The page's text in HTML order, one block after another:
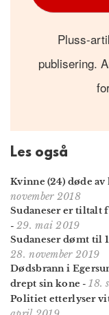
Pluss-
publisering.
Les også
Kvinne (24) døde
november 2018
Sudaneser er tiltalt
- 29. mai 2019
Sudaneser dømt til
28. november 2019
Dødsbrann i
drept sin kone -18.
Politiet etterlyser